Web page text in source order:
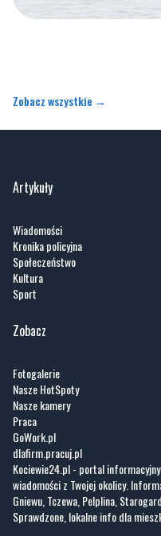
Artykuły
Kronika policyjna
Sport
Zobacz
Nasze HotSpoty
GoWork.pl
dlafirm.pracuj.pl
Kociewie24.pl - portal informacyjny
wiadomości z Twojej okolicy.
Gniewu, Tczewa, Pelplina,
Sprawdzone, lokalne info dla